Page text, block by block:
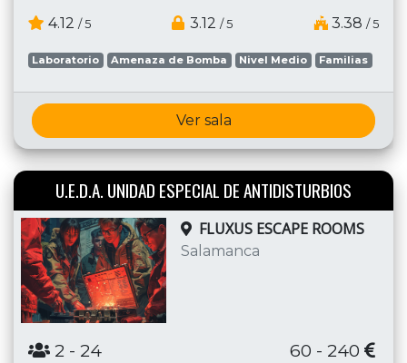
4.12 / 5 3.12 / 5 3.38 / 5
Laboratorio Amenaza de Bomba Nivel Medio Familias
Ver sala
U.E.D.A. UNIDAD ESPECIAL DE ANTIDISTURBIOS
FLUXUS ESCAPE ROOMS
Salamanca
2 - 24 60 - 240